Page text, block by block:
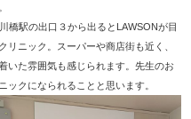
橋駅の出口３から出るとLAWSONが目
ニック。スーパーや商店街も近く、
いた雰囲気も感じられます。先生のお
ックになられることと思います。